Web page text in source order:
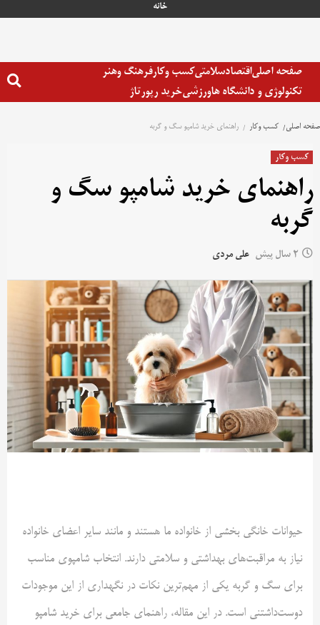
خانه
صفحه اصلیاقتصادسلامتیکسب وکارفرهنگ وهنر
تکنولوژی و دانشگاه هاورزشیخرید رپورتاژ
صفحه اصلی کسب وکار راهنمای خرید شامپو سگ و گربه
کسب وکار
راهنمای خرید شامپو سگ و
گربه
2 سال پیش علی مردی
حیوانات خانگی بخشی از خانواده ما هستند و مانند سایر اعضای خانواده
نیاز به مراقبت‌های بهداشتی و سلامتی دارند. انتخاب شامپوی مناسب
برای سگ و گربه یکی از مهم‌ترین نکات در نگهداری از این موجودات
دوست‌داشتنی است. در این مقاله، راهنمای جامعی برای خرید شامپو